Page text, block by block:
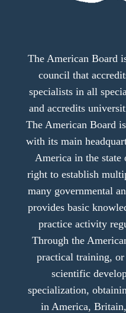
The American Board
council that
specialists in all
and accredits
The American Board
with its main
America in the state
right to establish
many governmental
provides basic
practice activity
Through the
practical training, or
scientific
specialization,
in America,